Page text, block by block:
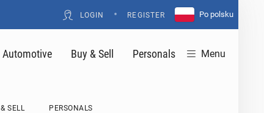
LOGIN • REGISTER Po polsku
Automotive Buy & Sell Personals Menu
SELL PERSONALS